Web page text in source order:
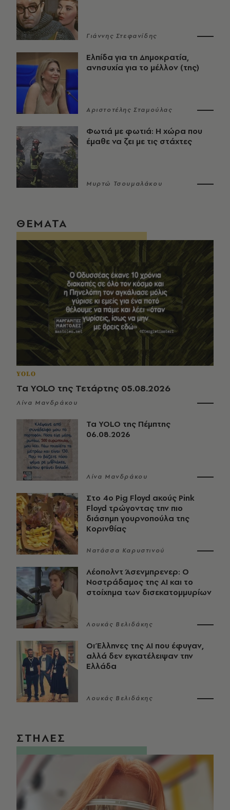
Γιάννης Στεφανίδης
Ελπίδα για τη Δημοκρατία,
ανησυχία για το μέλλον (της)
Αριστοτέλης Σταμούλας
Φωτιά με φωτιά: Η χώρα που
έμαθε να ζει με τις στάχτες
Μυρτώ Τσουμαλάκου
ΘΕΜΑΤΑ
YOLO
Τα YOLO της Τετάρτης 05.08.2026
Λίνα Μανδράκου
Τα YOLO της Πέμπτης
06.08.2026
Λίνα Μανδράκου
Στο 4ο Pig Floyd ακούς Pink
Floyd τρώγοντας την πιο
διάσημη γουρνοπούλα της
Κορινθίας
Νατάσσα Καρυστινού
Λέοπολντ Άσενμπρενερ: Ο
Νοστράδαμος της AI και το
στοίχημα των δισεκατομμυρίων
Λουκάς Βελιδάκης
Οι Έλληνες της ΑΙ που έφυγαν,
αλλά δεν εγκατέλειψαν την
Ελλάδα
Λουκάς Βελιδάκης
ΣΤΗΛΕΣ